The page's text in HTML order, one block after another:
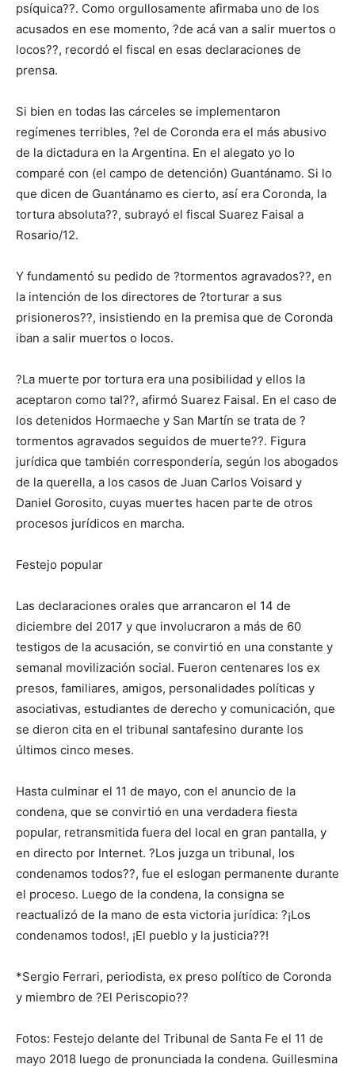
psíquica??. Como orgullosamente afirmaba uno de los
acusados en ese momento, ?de acá van a salir muertos o
locos??, recordó el fiscal en esas declaraciones de
prensa.
Si bien en todas las cárceles se implementaron
regímenes terribles, ?el de Coronda era el más abusivo
de la dictadura en la Argentina. En el alegato yo lo
comparé con (el campo de detención) Guantánamo. Si lo
que dicen de Guantánamo es cierto, así era Coronda, la
tortura absoluta??, subrayó el fiscal Suarez Faisal a
Rosario/12.
Y fundamentó su pedido de ?tormentos agravados??, en
la intención de los directores de ?torturar a sus
prisioneros??, insistiendo en la premisa que de Coronda
iban a salir muertos o locos.
?La muerte por tortura era una posibilidad y ellos la
aceptaron como tal??, afirmó Suarez Faisal. En el caso de
los detenidos Hormaeche y San Martín se trata de ?
tormentos agravados seguidos de muerte??. Figura
jurídica que también correspondería, según los abogados
de la querella, a los casos de Juan Carlos Voisard y
Daniel Gorosito, cuyas muertes hacen parte de otros
procesos jurídicos en marcha.
Festejo popular
Las declaraciones orales que arrancaron el 14 de
diciembre del 2017 y que involucraron a más de 60
testigos de la acusación, se convirtió en una constante y
semanal movilización social. Fueron centenares los ex
presos, familiares, amigos, personalidades políticas y
asociativas, estudiantes de derecho y comunicación, que
se dieron cita en el tribunal santafesino durante los
últimos cinco meses.
Hasta culminar el 11 de mayo, con el anuncio de la
condena, que se convirtió en una verdadera fiesta
popular, retransmitida fuera del local en gran pantalla, y
en directo por Internet. ?Los juzga un tribunal, los
condenamos todos??, fue el eslogan permanente durante
el proceso. Luego de la condena, la consigna se
reactualizó de la mano de esta victoria jurídica: ?¡Los
condenamos todos!, ¡El pueblo y la justicia??!
*Sergio Ferrari, periodista, ex preso político de Coronda
y miembro de ?El Periscopio??
Fotos: Festejo delante del Tribunal de Santa Fe el 11 de
mayo 2018 luego de pronunciada la condena. Guillesmina